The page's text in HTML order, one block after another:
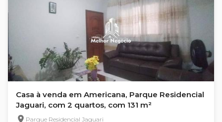
Casa à venda em Americana, Parque Residencial
Jaguari, com 2 quartos, com 131 m²
Parque Residencial Jaguari